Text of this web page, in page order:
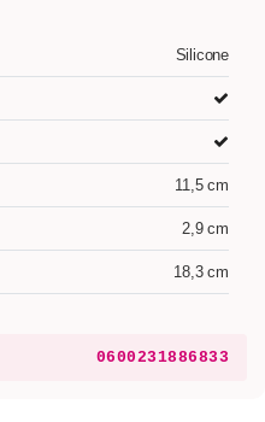
Silicone
11,5 cm
2,9 cm
18,3 cm
0600231886833